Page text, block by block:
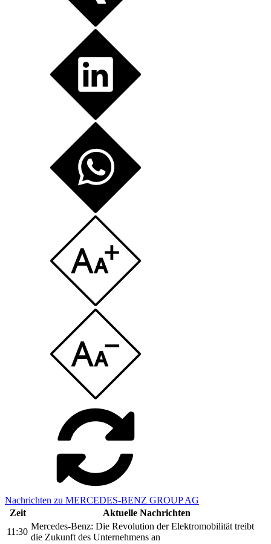
Nachrichten zu MERCEDES-BENZ GROUP AG
Zeit
Aktuelle Nachrichten
11:30
Mercedes-Benz: Die Revolution der Elektromobilität treibt
die Zukunft des Unternehmens an